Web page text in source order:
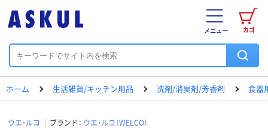
カゴ
メニュー
ホーム 生活雑貨/キッチン用品 洗剤/消臭剤/芳香剤 食器
ウエ・ルコ ブランド： ウエ・ルコ（WELCO）